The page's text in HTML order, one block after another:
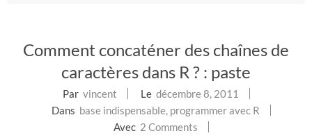
E
Comment concaténer des chaînes de
caractères dans R ? : paste
Par vincent Le décembre 8, 2011
Dans base indispensable programmer avec R
Avec 2 Comments